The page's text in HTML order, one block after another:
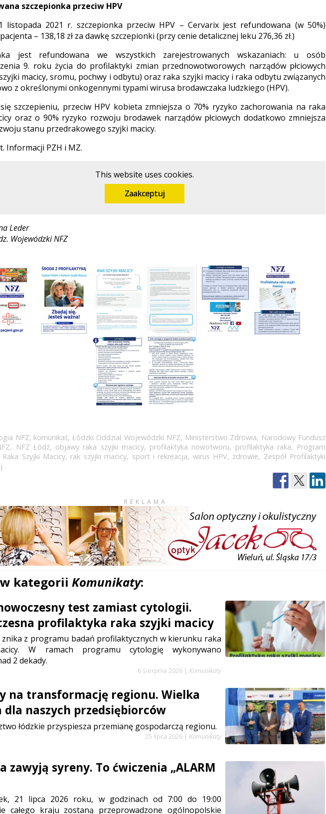
szczepionka przeciw HPV
listopada 2021 r. szczepionka przeciw HPV – Cervarix jest refundowana (w 50%)
– 138,18 zł za dawkę szczepionki (przy cenie detalicznej leku 276,36 zł.)
jest refundowana we wszystkich zarejestrowanych wskazaniach: u osób
9. roku życia do profilaktyki zmian przednowotworowych narządów płciowych
macicy, sromu, pochwy i odbytu) oraz raka szyjki macicy i raka odbytu związanych
z określonymi onkogennymi typami wirusa brodawczaka ludzkiego (HPV).
szczepieniu, przeciw HPV kobieta zmniejsza o 70% ryzyko zachorowania na raka
oraz o 90% ryzyko rozwoju brodawek narządów płciowych dodatkowo zmniejsza
stanu przedrakowego szyjki macicy.
Informacji PZH i MZ.
This website uses cookies.
Zaakceptuj
Leder
Wojewódzki NFZ
NFZ, komunikat,Łódzki Oddział Wojewódzki NFZ, Ministerstwo Zdrowia, Narodowy Fundusz
, NFZ Łódź, objawy raka szyjki macicy, profilaktyka nowotworu, profilaktyka raka, Program
Szyjki Macicy, rak szyjki macicy, sport i rekreacja, wirus HPV, zdrowie, Zespół Profilaktyki
REKLAMA
kategorii Komunikaty:
test zamiast cytologii.
profilaktyka raka szyjki macicy
z programu badań profilaktycznych w kierunku raka
W ramach programu cytologię wykonywano
2 dekady.
6 sierpnia 2026 | Komunikaty
na transformację regionu. Wielka
dla naszych przedsiębiorców
łódzkie przyspiesza przemianę gospodarczą regionu.
25 lipca 2026 | Komunikaty
zawyją syreny. To ćwiczenia „ALARM
21 lipca 2026 roku, w godzinach od 7:00 do 19:00
całego kraju zostaną przeprowadzone ogólnopolskie